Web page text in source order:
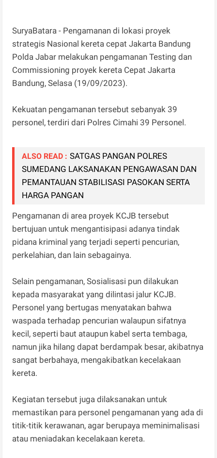
SuryaBatara - Pengamanan di lokasi proyek
strategis Nasional kereta cepat Jakarta Bandung
Polda Jabar melakukan pengamanan Testing dan
Commissioning proyek kereta Cepat Jakarta
Bandung, Selasa (19/09/2023).
Kekuatan pengamanan tersebut sebanyak 39
personel, terdiri dari Polres Cimahi 39 Personel.
ALSO READ : SATGAS PANGAN POLRES
SUMEDANG LAKSANAKAN PENGAWASAN DAN
PEMANTAUAN STABILISASI PASOKAN SERTA
HARGA PANGAN
Pengamanan di area proyek KCJB tersebut
bertujuan untuk mengantisipasi adanya tindak
pidana kriminal yang terjadi seperti pencurian,
perkelahian, dan lain sebagainya.
Selain pengamanan, Sosialisasi pun dilakukan
kepada masyarakat yang dilintasi jalur KCJB.
Personel yang bertugas menyatakan bahwa
waspada terhadap pencurian walaupun sifatnya
kecil, seperti baut ataupun kabel serta tembaga,
namun jika hilang dapat berdampak besar, akibatnya
sangat berbahaya, mengakibatkan kecelakaan
kereta.
Kegiatan tersebut juga dilaksanakan untuk
memastikan para personel pengamanan yang ada di
titik-titik kerawanan, agar berupaya meminimalisasi
atau meniadakan kecelakaan kereta.